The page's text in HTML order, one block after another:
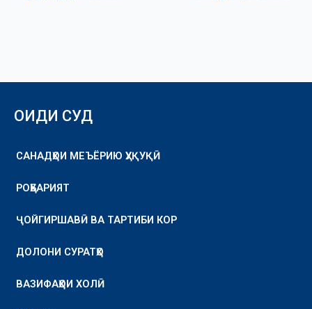
ОИДИ СУД
САНАДҲОИ МЕЪЁРИЮ ҲУҚУҚӢ
РОҲБАРИЯТ
ҶОЙГИРШАВӢ ВА ТАРТИБИ КОР
ДОЛОНИ СУРАТҲО
ВАЗИФАҲОИ ХОЛӢ